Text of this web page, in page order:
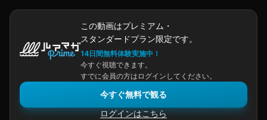
この動画はプレミアム・
スタンダードプラン限定です。
14日間無料体験実施中！
今すぐ視聴できます。
すでに会員の方はログインしてください。
今すぐ無料で観る
ログインはこちら